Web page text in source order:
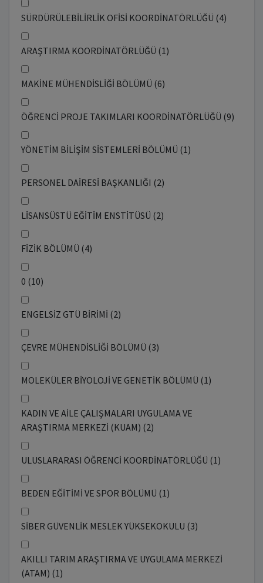
SÜRDÜRÜLEBİLİRLİK OFİSİ KOORDİNATÖRLÜĞÜ (4)
ARAŞTIRMA KOORDİNATÖRLÜĞÜ (1)
MAKİNE MÜHENDİSLİĞİ BÖLÜMÜ (6)
ÖĞRENCİ PROJE TAKIMLARI KOORDİNATÖRLÜĞÜ (9)
YÖNETİM BİLİŞİM SİSTEMLERİ BÖLÜMÜ (1)
PERSONEL DAİRESİ BAŞKANLIĞI (2)
LİSANSÜSTÜ EĞİTİM ENSTİTÜSÜ (2)
FİZİK BÖLÜMÜ (4)
0 (10)
ENGELSİZ GTÜ BİRİMİ (2)
ÇEVRE MÜHENDİSLİĞİ BÖLÜMÜ (3)
MOLEKÜLER BİYOLOJİ VE GENETİK BÖLÜMÜ (1)
KADIN VE AİLE ÇALIŞMALARI UYGULAMA VE
ARAŞTIRMA MERKEZİ (KUAM) (2)
ULUSLARARASI ÖĞRENCİ KOORDİNATÖRLÜĞÜ (1)
BEDEN EĞİTİMİ VE SPOR BÖLÜMÜ (1)
SİBER GÜVENLİK MESLEK YÜKSEKOKULU (3)
AKILLI TARIM ARAŞTIRMA VE UYGULAMA MERKEZİ
(ATAM) (1)